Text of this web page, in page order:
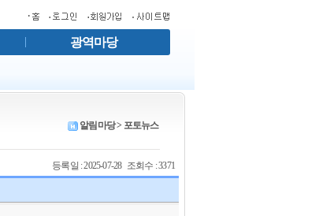
광역마당
알림마당 > 포토뉴스
등록일 : 2025-07-28 조회수 : 3371